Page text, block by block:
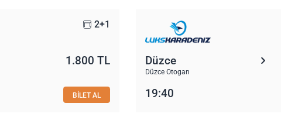
2+1
1.800 TL
BİLET AL
Düzce
Düzce Otogarı
19:40